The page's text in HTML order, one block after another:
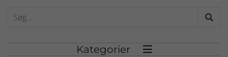
Kategorier 